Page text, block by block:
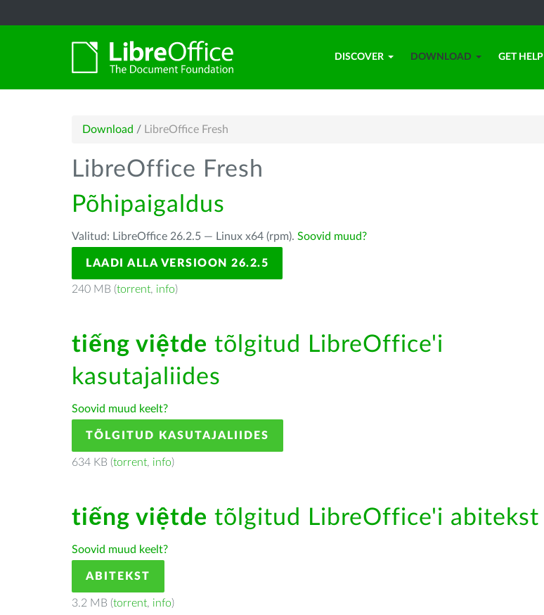
DISCOVER DOWNLOAD GET HELP
Download / LibreOffice Fresh
LibreOffice Fresh
Põhipaigaldus
Valitud: LibreOffice 26.2.5 — Linux x64 (rpm). Soovid muud?
LAADI ALLA VERSIOON 26.2.5
240 MB (torrent, info)
tiếng việtde tõlgitud LibreOffice'i
kasutajaliides
Soovid muud keelt?
TÕLGITUD KASUTAJALIIDES
634 KB (torrent, info)
tiếng việtde tõlgitud LibreOffice'i abitekst
Soovid muud keelt?
ABITEKST
3.2 MB (torrent, info)